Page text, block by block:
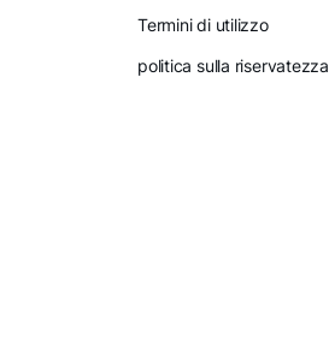
Termini di utilizzo
politica sulla riservatezza